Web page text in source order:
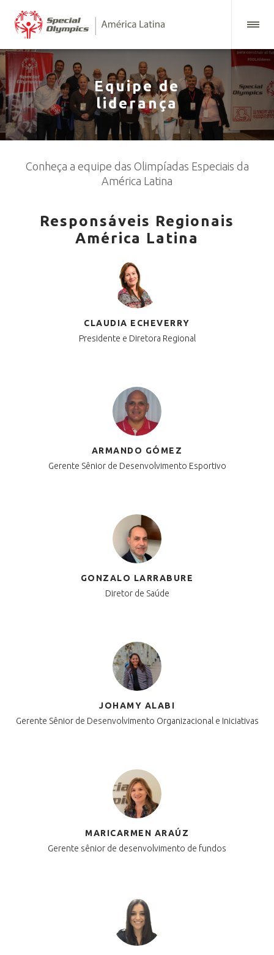
Equipe de
liderança
Conheça a equipe das Olimpíadas Especiais da
América Latina
Responsáveis Regionais
América Latina
CLAUDIA ECHEVERRY
Presidente e Diretora Regional
ARMANDO GÓMEZ
Gerente Sênior de Desenvolvimento Esportivo
GONZALO LARRABURE
Diretor de Saúde
JOHAMY ALABI
Gerente Sênior de Desenvolvimento Organizacional e Iniciativas
MARICARMEN ARAÚZ
Gerente sênior de desenvolvimento de fundos